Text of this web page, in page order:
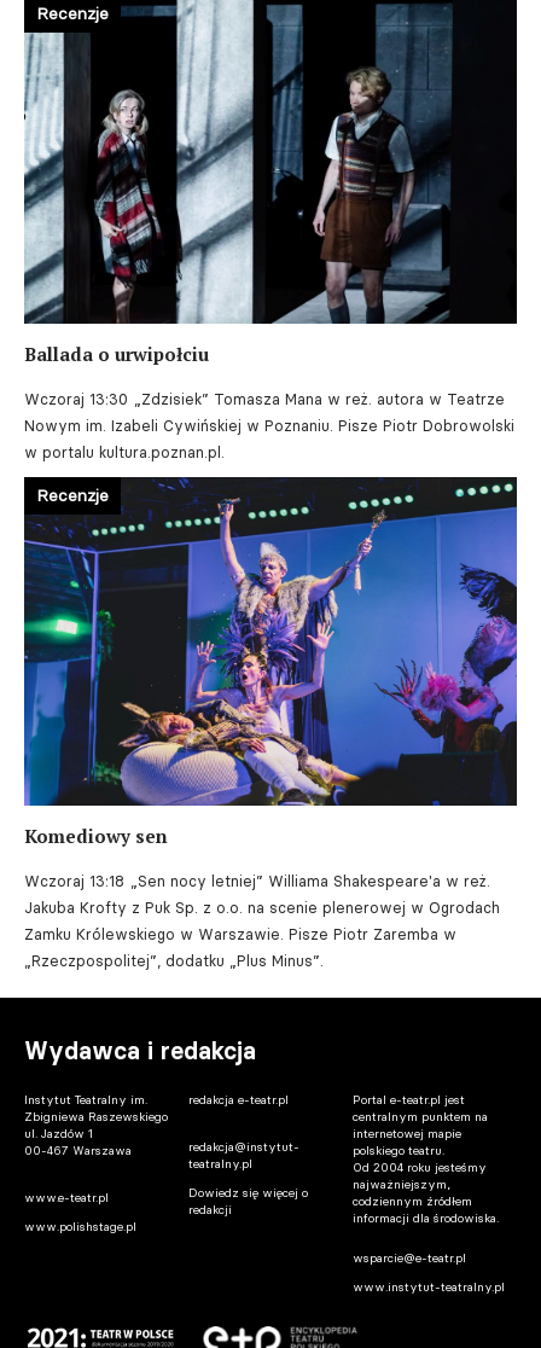
Ballada o urwipołciu
Wczoraj 13:30 „Zdzisiek” Tomasza Mana w reż. autora w Teatrze
Nowym im. Izabeli Cywińskiej w Poznaniu. Pisze Piotr Dobrowolski
w portalu kultura.poznan.pl.
Recenzje
Komediowy sen
Wczoraj 13:18 „Sen nocy letniej” Williama Shakespeare'a w reż.
Jakuba Krofty z Puk Sp. z o.o. na scenie plenerowej w Ogrodach
Zamku Królewskiego w Warszawie. Pisze Piotr Zaremba w
„Rzeczpospolitej”, dodatku „Plus Minus”.
Recenzje
Wydawca i redakcja
Instytut Teatralny im.
Zbigniewa Raszewskiego
ul. Jazdów 1
00-467 Warszawa
www.e-teatr.pl
www.polishstage.pl
redakcja e-teatr.pl
redakcja@instytut-
teatralny.pl
Dowiedz się więcej o
redakcji
Portal e-teatr.pl jest
centralnym punktem na
internetowej mapie
polskiego teatru.
Od 2004 roku jesteśmy
najważniejszym,
codziennym źródłem
informacji dla środowiska.
wsparcie@e-teatr.pl
www.instytut-teatralny.pl